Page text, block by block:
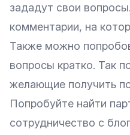
зададут свои
комментарии, на
Также можно
вопросы кратко. Так
желающие получить
Попробуйте найти
сотрудничество с